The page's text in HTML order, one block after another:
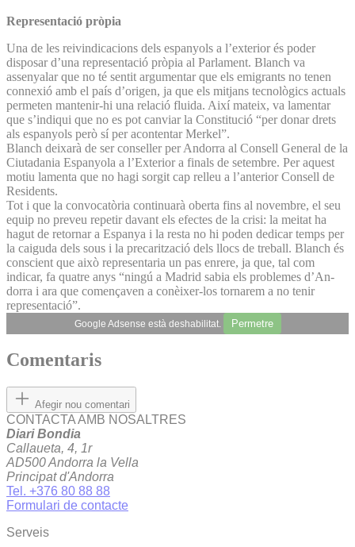
Representació pròpia
Una de les reivindicacions dels espanyols a l’exterior és poder
disposar d’una representació pròpia al Parlament. Blanch va
assenyalar que no té sentit argumentar que els emigrants no tenen
connexió amb el país d’origen, ja que els mitjans tecnològics actuals
permeten mantenir-hi una relació fluida. Així mateix, va lamentar
que s’indiqui que no es pot canviar la Constitució “per donar drets
als espanyols però sí per acontentar Merkel”.
Blanch deixarà de ser conseller per Andorra al Consell General de la
Ciutadania Espanyola a l’Exterior a finals de setembre. Per aquest
motiu lamenta que no hagi sorgit cap relleu a l’anterior Consell de
Residents.
Tot i que la convocatòria continuarà oberta fins al novembre, el seu
equip no preveu repetir davant els efectes de la crisi: la meitat ha
hagut de retornar a Espanya i la resta no hi poden dedicar temps per
la caiguda dels sous i la precarització dels llocs de treball. Blanch és
conscient que això representaria un pas enrere, ja que, tal com
indicar, fa quatre anys “ningú a Madrid sabia els problemes d’An­
dorra i ara que començaven a conèixer-los tornarem a no tenir
representació”.
Google Adsense està deshabilitat. Permetre
Comentaris
Afegir nou comentari
CONTACTA AMB NOSALTRES
Diari Bondia
Callaueta, 4, 1r
AD500 Andorra la Vella
Principat d'Andorra
Tel. +376 80 88 88
Formulari de contacte
Serveis